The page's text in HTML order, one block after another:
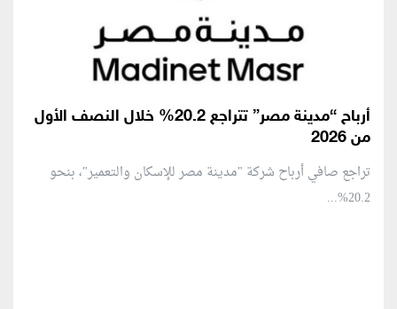
أرباح “مدينة مصر” تتراجع 20.2% خلال النصف الأول
من 2026
تراجع صافي أرباح شركة "مدينة مصر للإسكان والتعمير"، بنحو
20.2%...